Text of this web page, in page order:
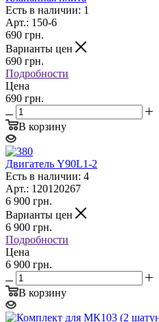
Есть в наличии: 1
Арт.: 150-6
690 грн.
Варианты цен
690 грн.
Подробности
Цена
690 грн.
В корзину
Двигатель Y90L1-2
Есть в наличии: 4
Арт.: 120120267
6 900 грн.
Варианты цен
6 900 грн.
Подробности
Цена
6 900 грн.
В корзину